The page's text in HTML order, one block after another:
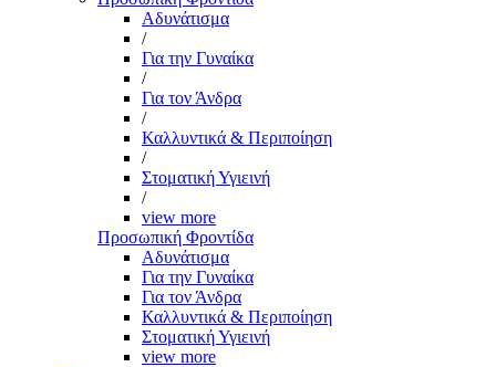
Αδυνάτισμα
/
Για την Γυναίκα
/
Για τον Άνδρα
/
Καλλυντικά & Περιποίηση
/
Στοματική Υγιεινή
/
view more
Προσωπική Φροντίδα
Αδυνάτισμα
Για την Γυναίκα
Για τον Άνδρα
Καλλυντικά & Περιποίηση
Στοματική Υγιεινή
view more